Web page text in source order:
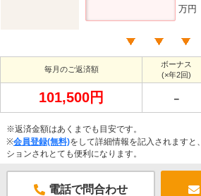
万円
毎月のご返済額
ボーナス
(×年2回)
101,500円 －
※返済金額はあくまでも目安です。
※会員登録(無料)をして詳細情報を記入されますと
ションされとても便利になります。
電話で問合わせ